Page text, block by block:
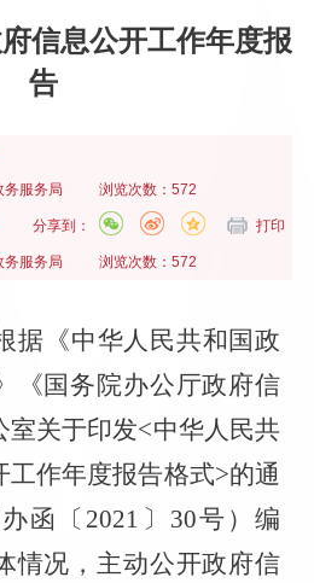
信息公开工作年度报
告
务服务局 浏览次数：572
打印
分享到：
务服务局 浏览次数：572
《中华人民共和国政
《国务院办公厅政府信
室关于印发<中华人民共
工作年度报告格式>的通
函〔 2021 〕 30号）编
情况，主动公开政府信